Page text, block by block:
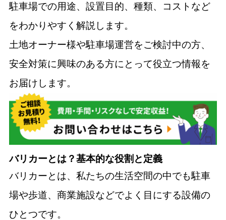
駐車場での用途、設置目的、種類、コストなど
をわかりやすく解説します。
土地オーナー様や駐車場運営をご検討中の方、
安全対策に興味のある方にとって役立つ情報を
お届けします。
バリカーとは？基本的な役割と定義
バリカーとは、私たちの生活空間の中でも駐車
場や歩道、商業施設などでよく目にする設備の
ひとつです。